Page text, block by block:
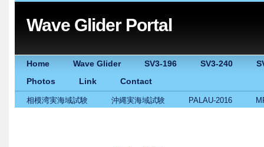
Wave Glider Portal
Home Wave Glider SV3-196 SV3-240
相模湾実海域試験 沖縄実海域試験 PALAU-2016
Photos Link Contact